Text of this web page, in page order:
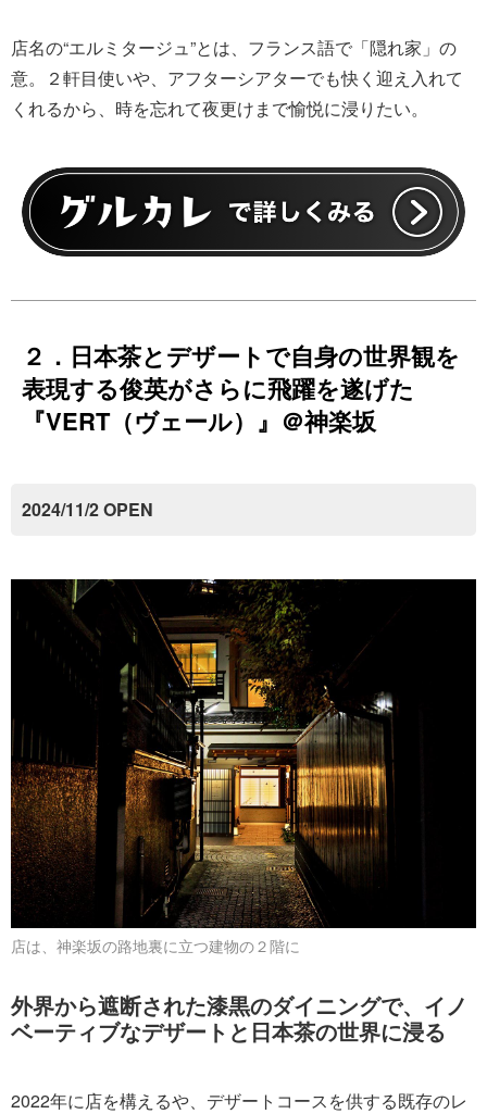
店名の“エルミタージュ”とは、フランス語で「隠れ家」の
意。２軒目使いや、アフターシアターでも快く迎え入れて
くれるから、時を忘れて夜更けまで愉悦に浸りたい。
２．日本茶とデザートで自身の世界観を
表現する俊英がさらに飛躍を遂げた
『VERT（ヴェール）』＠神楽坂
2024/11/2 OPEN
店は、神楽坂の路地裏に立つ建物の２階に
外界から遮断された漆黒のダイニングで、イノ
ベーティブなデザートと日本茶の世界に浸る
2022年に店を構えるや、デザートコースを供する既存のレ